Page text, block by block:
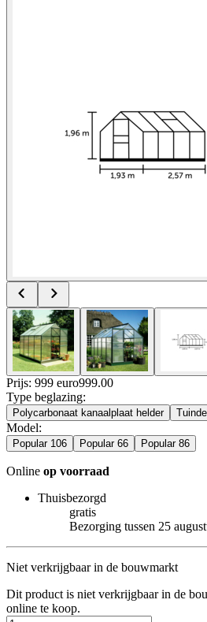
Prijs: 999 euro999.00
Type beglazing:
Polycarbonaat kanaalplaat helder
Model:
Popular 106 Popular 66 Popular 86
Online op voorraad
Thuisbezorgd
gratis
Bezorging tussen 25
Niet verkrijgbaar in de bouwmarkt
Dit product is niet verkrijgbaar in de
online te koop.